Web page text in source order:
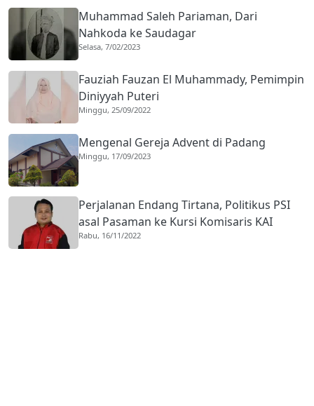
Muhammad Saleh Pariaman, Dari
Nahkoda ke Saudagar
Selasa, 7/02/2023
Fauziah Fauzan El Muhammady, Pemimpin
Diniyyah Puteri
Minggu, 25/09/2022
Mengenal Gereja Advent di Padang
Minggu, 17/09/2023
Perjalanan Endang Tirtana, Politikus PSI
asal Pasaman ke Kursi Komisaris KAI
Rabu, 16/11/2022